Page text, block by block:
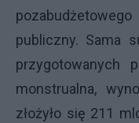
publiczny. Sama
przygotowanych
monstrualna,
złożyło się 211